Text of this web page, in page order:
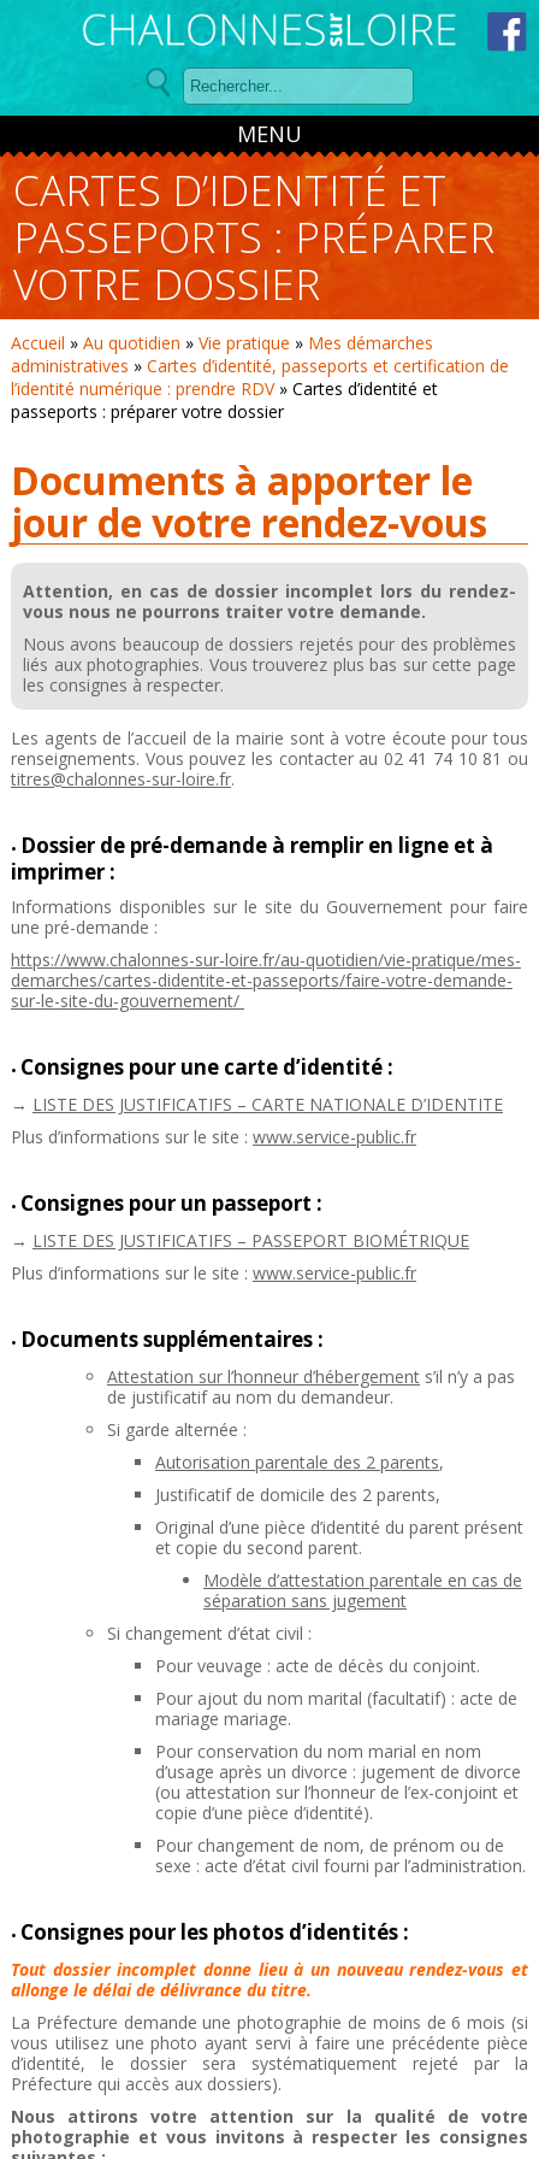
Panneau de gestion des cookies
MENU
CARTES D’IDENTITÉ ET
PASSEPORTS : PRÉPARER
VOTRE DOSSIER
Accueil » Au quotidien » Vie pratique » Mes démarches
administratives » Cartes d’identité, passeports et certification de
l’identité numérique : prendre RDV» Cartes d’identité et
passeports : préparer votre dossier
Documents à apporter le
jour de votre rendez-vous
Attention, en cas de dossier incomplet lors du rendez-
vous nous ne pourrons traiter votre demande.
Nous avons beaucoup de dossiers rejetés pour des problèmes
liés aux photographies. Vous trouverez plus bas sur cette page
les consignes à respecter.
Les agents de l’accueil de la mairie sont à votre écoute pour tous
renseignements. Vous pouvez les contacter au 02 41 74 10 81 ou
titres@chalonnes-sur-loire.fr.
•Dossier de pré-demande à remplir en ligne et à
imprimer :
Informations disponibles sur le site du Gouvernement pour faire
une pré-demande :
https://www.chalonnes-sur-loire.fr/au-quotidien/vie-pratique/mes-
demarches/cartes-didentite-et-passeports/faire-votre-demande-
sur-le-site-du-gouvernement/
•Consignes pour une carte d’identité :
→ LISTE DES JUSTIFICATIFS – CARTE NATIONALE D’IDENTITE
Plus d’informations sur le site : www.service-public.fr
•Consignes pour un passeport :
→ LISTE DES JUSTIFICATIFS – PASSEPORT BIOMÉTRIQUE
Plus d’informations sur le site : www.service-public.fr
•Documents supplémentaires :
Attestation sur l’honneur d’hébergements’il n’y a pas
de justificatif au nom du demandeur.
Si garde alternée :
Autorisation parentale des 2 parents,
Justificatif de domicile des 2 parents,
Original d’une pièce d’identité du parent présent
et copie du second parent.
Modèle d’attestation parentale en cas de
séparation sans jugement
Si changement d’état civil :
Pour veuvage : acte de décès du conjoint.
Pour ajout du nom marital (facultatif) : acte de
mariage mariage.
Pour conservation du nom marial en nom
d’usage après un divorce : jugement de divorce
(ou attestation sur l’honneur de l’ex-conjoint et
copie d’une pièce d’identité).
Pour changement de nom, de prénom ou de
sexe : acte d’état civil fourni par l’administration.
•Consignes pour les photos d’identités :
Tout dossier incomplet donne lieu à un nouveau rendez-vous et
allonge le délai de délivrance du titre.
La Préfecture demande une photographie de moins de 6 mois (si
vous utilisez une photo ayant servi à faire une précédente pièce
d’identité, le dossier sera systématiquement rejeté par la
Préfecture qui accès aux dossiers).
Nous attirons votre attention sur la qualité de votre
photographie et vous invitons à respecter les consignes